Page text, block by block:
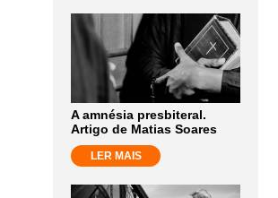
A amnésia presbiteral.
Artigo de Matias Soares
LER MAIS